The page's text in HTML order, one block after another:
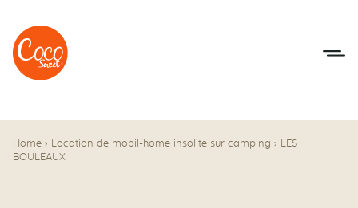
Aller au menu
Aller au contenu
Home › Location de mobil-home insolite sur camping › LES
BOULEAUX